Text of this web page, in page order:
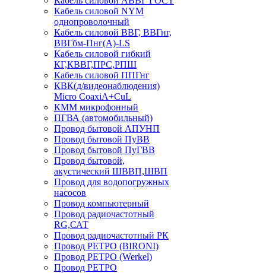
Кабель силовой NYM
однопроволочный
Кабель силовой ВВГ, ВВГнг,
ВВГбм-Пнг(А)-LS
Кабель силовой гибкий
КГ,КВВГ,ПРС,РПШ
Кабель силовой ППГнг
КВК(д/видеонаблюдения)
Micro CoaxiA+CuL
КММ микрофонный
ПГВА (автомобильный)
Провод бытовой АПУНП
Провод бытовой ПуВВ
Провод бытовой ПуГВВ
Провод бытовой,
акустический ШВВП,ШВП
Провод для водопогружных
насосов
Провод компьютерный
Провод радиочастотный
RG,САТ
Провод радиочастотный РК
Провод РЕТРО (BIRONI)
Провод РЕТРО (Werkel)
Провод РЕТРО